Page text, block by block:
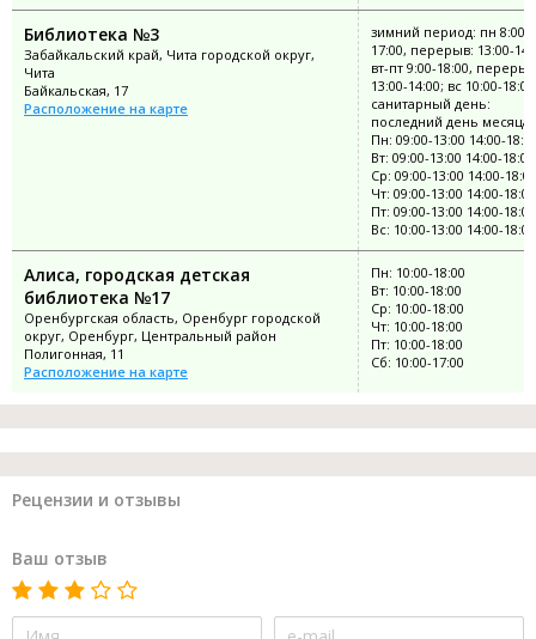
Библиотека №3
Забайкальский край, Чита городской округ,
Чита
Байкальская, 17
Расположение на карте
зимний период: пн 8:00-
17:00, перерыв: 13:00-
вт-пт 9:00-18:00,
13:00-14:00; вс 10:00-
санитарный день:
последний день месяца
Пн: 09:00-13:00 14:00-
Вт: 09:00-13:00 14:00-18:00
Ср: 09:00-13:00 14:00-18:00
Чт: 09:00-13:00 14:00-18:00
Пт: 09:00-13:00 14:00-18:00
Вс: 10:00-13:00 14:00-18:00
Алиса, городская детская
библиотека №17
Оренбургская область, Оренбург городской
округ, Оренбург, Центральный район
Полигонная, 11
Расположение на карте
Пн: 10:00-18:00
Вт: 10:00-18:00
Ср: 10:00-18:00
Чт: 10:00-18:00
Пт: 10:00-18:00
Сб: 10:00-17:00
Рецензии и отзывы
Ваш отзыв